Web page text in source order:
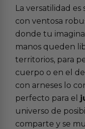
La versatilidad
con ventosa
donde tu
manos queden
territorios, para
cuerpo o en el
con arneses lo
perfecto para el
universo de
comparte y se